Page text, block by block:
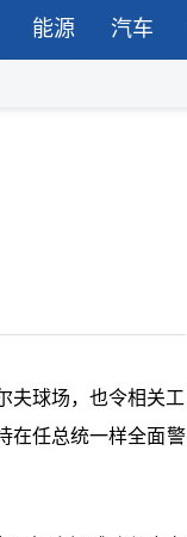
能源 汽车
夫球场，也令相关工
在任总统一样全面警